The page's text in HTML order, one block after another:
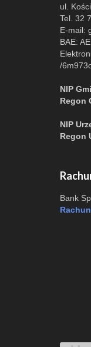
ul.
Tel. 32
E-mail:
BAE:
/
NIP
Regon
NIP
Regon
Bank